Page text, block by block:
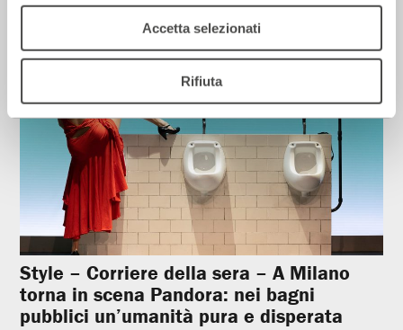
Accetta selezionati
Rifiuta
Style – Corriere della sera – A Milano
torna in scena Pandora: nei bagni
pubblici un’umanità pura e disperata